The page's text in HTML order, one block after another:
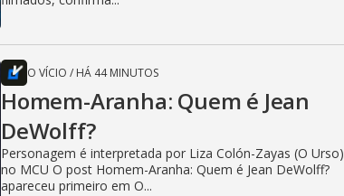
O VÍCIO / HÁ 44 MINUTOS
Homem-Aranha: Quem é Jean
DeWolff?
Personagem é interpretada por Liza Colón-Zayas (O Urso)
no MCU O post Homem-Aranha: Quem é Jean DeWolff?
apareceu primeiro em O...